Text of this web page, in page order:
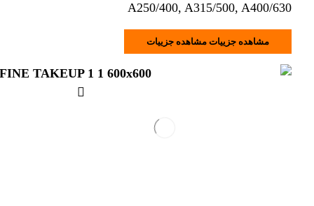
A250/400, A315/500, A400/630
مشاهده جزییاتمشاهده جزییات